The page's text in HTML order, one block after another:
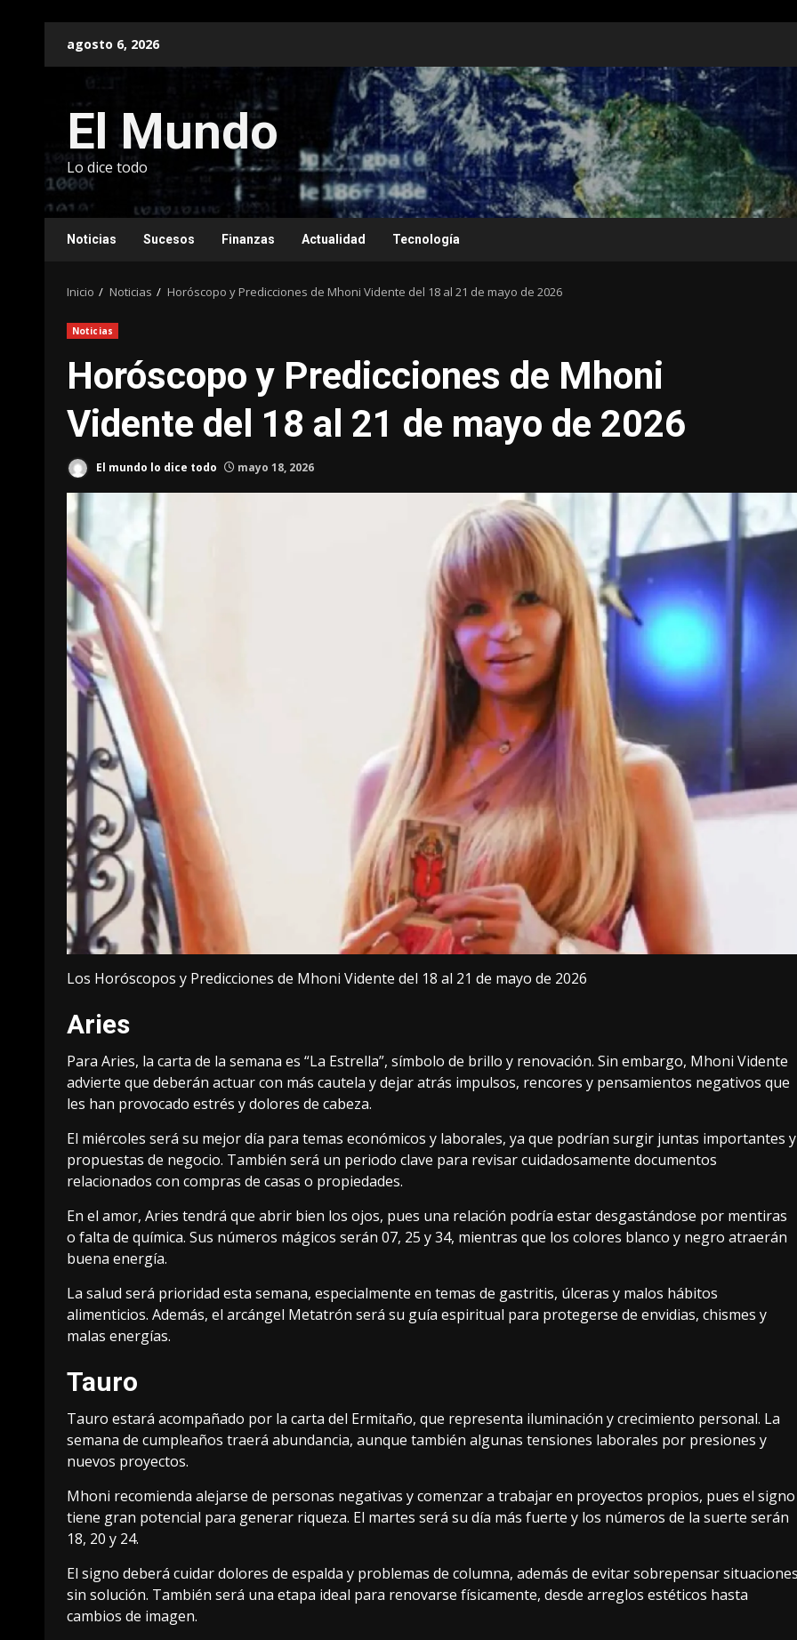
agosto 6, 2026
El Mundo
Lo dice todo
Noticias Sucesos Finanzas Actualidad Tecnología
Inicio Noticias Horóscopo y Predicciones de Mhoni Vidente del 18 al 21 de mayo de 2026
Noticias
Horóscopo y Predicciones de Mhoni
Vidente del 18 al 21 de mayo de 2026
El mundo lo dice todo mayo 18, 2026
Los Horóscopos y Predicciones de Mhoni Vidente del 18 al 21 de mayo de 2026
Aries
Para Aries, la carta de la semana es “La Estrella”, símbolo de brillo y renovación. Sin embargo, Mhoni Vidente
advierte que deberán actuar con más cautela y dejar atrás impulsos, rencores y pensamientos negativos que
les han provocado estrés y dolores de cabeza.
El miércoles será su mejor día para temas económicos y laborales, ya que podrían surgir juntas importantes y
propuestas de negocio. También será un periodo clave para revisar cuidadosamente documentos
relacionados con compras de casas o propiedades.
En el amor, Aries tendrá que abrir bien los ojos, pues una relación podría estar desgastándose por mentiras
o falta de química. Sus números mágicos serán 07, 25 y 34, mientras que los colores blanco y negro atraerán
buena energía.
La salud será prioridad esta semana, especialmente en temas de gastritis, úlceras y malos hábitos
alimenticios. Además, el arcángel Metatrón será su guía espiritual para protegerse de envidias, chismes y
malas energías.
Tauro
Tauro estará acompañado por la carta del Ermitaño, que representa iluminación y crecimiento personal. La
semana de cumpleaños traerá abundancia, aunque también algunas tensiones laborales por presiones y
nuevos proyectos.
Mhoni recomienda alejarse de personas negativas y comenzar a trabajar en proyectos propios, pues el signo
tiene gran potencial para generar riqueza. El martes será su día más fuerte y los números de la suerte serán
18, 20 y 24.
El signo deberá cuidar dolores de espalda y problemas de columna, además de evitar sobrepensar
sin solución. También será una etapa ideal para renovarse físicamente, desde arreglos estéticos hasta
cambios de imagen.